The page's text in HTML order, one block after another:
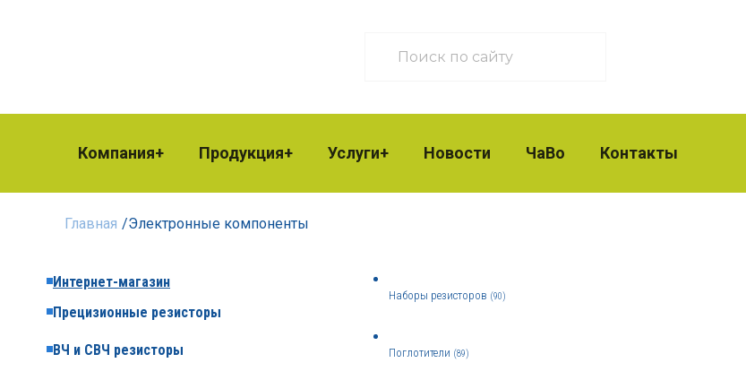
Компания Продукция Услуги Новости ЧаВо Контакты
Главная /Электронные компоненты
Интернет-магазин
Прецизионные резисторы
ВЧ и СВЧ резисторы
Наборы резисторов (90)
Поглотители (89)